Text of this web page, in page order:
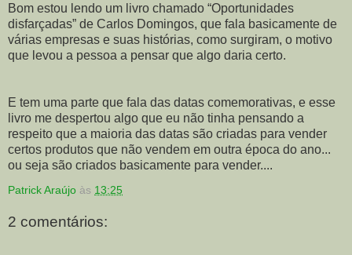
Bom estou lendo um livro chamado “Oportunidades
disfarçadas” de Carlos Domingos, que fala basicamente de
várias empresas e suas histórias, como surgiram, o motivo
que levou a pessoa a pensar que algo daria certo.
E tem uma parte que fala das datas comemorativas, e esse
livro me despertou algo que eu não tinha pensando a
respeito que a maioria das datas são criadas para vender
certos produtos que não vendem em outra época do ano...
ou seja são criados basicamente para vender....
Patrick Araújo às 13:25
2 comentários: